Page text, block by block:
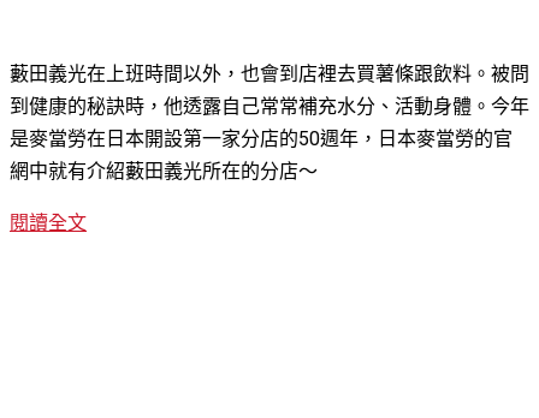
藪田義光在上班時間以外，也會到店裡去買薯條跟飲料。被問
到健康的秘訣時，他透露自己常常補充水分、活動身體。今年
是麥當勞在日本開設第一家分店的50週年，日本麥當勞的官
網中就有介紹藪田義光所在的分店～
閱讀全文